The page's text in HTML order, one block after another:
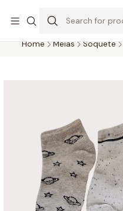
A 5 DIAS
Home Meias Soquete